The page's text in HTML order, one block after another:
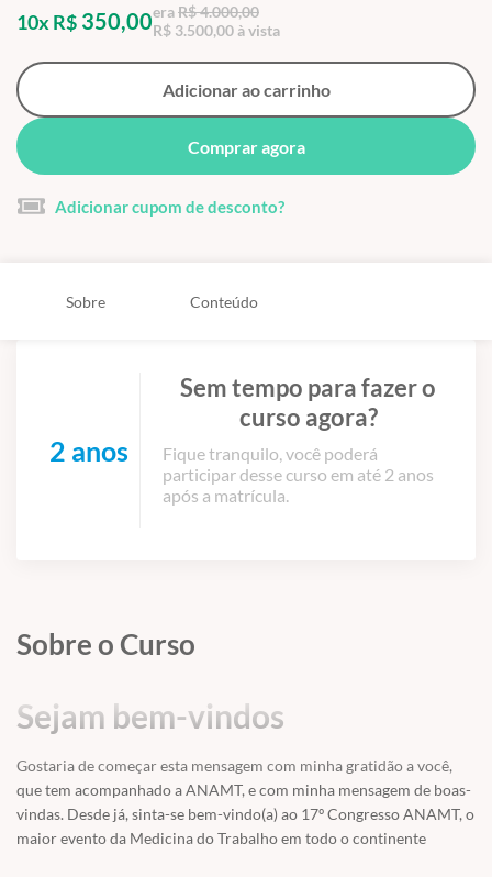
10x R$ 350,00eraR$ 4.000,00
R$ 3.500,00 à vista
Adicionar ao carrinho
Comprar agora
Adicionar cupom de desconto?
Sobre Conteúdo
2 anos
Sem tempo para fazer o
curso agora?
Fique tranquilo, você poderá
participar desse curso em até 2 anos
após a matrícula.
Sobre o Curso
Sejam bem-vindos
Gostaria de começar esta mensagem com minha gratidão a você,
que tem acompanhado a ANAMT, e com minha mensagem de boas-
vindas. Desde já, sinta-se bem-vindo(a) ao 17º Congresso ANAMT, o
maior evento da Medicina do Trabalho em todo o continente